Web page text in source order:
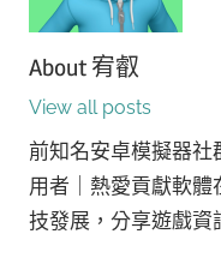
About 宥叡
View all posts
前知名安卓模擬器
用者｜熱愛貢獻軟
技發展，分享遊戲資